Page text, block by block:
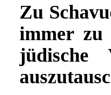
Zu
immer zu
jüdische